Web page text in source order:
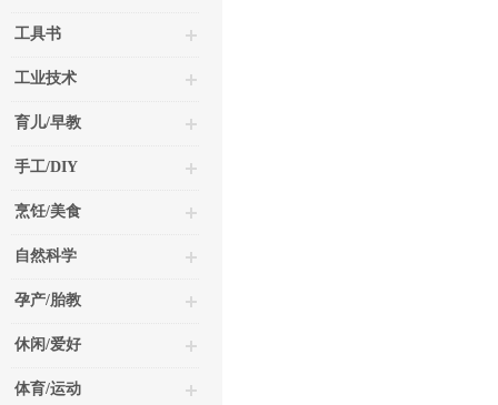
工具书
工业技术
育儿/早教
手工/DIY
烹饪/美食
自然科学
孕产/胎教
休闲/爱好
体育/运动